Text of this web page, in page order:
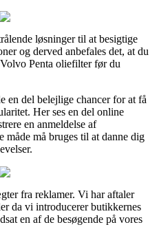
løsninger til at besigtige
og derved anbefales det, at du
Penta oliefilter før du
en del belejlige chancer for at få
Her ses en del online
en anmeldelse af
måde må bruges til at danne dig
fra reklamer. Vi har aftaler
da vi introducerer butikkernes
en af de besøgende på vores